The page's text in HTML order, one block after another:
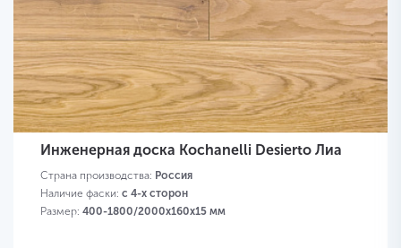
Инженерная доска Kochanelli Desierto Лиа
Страна производства: Россия
Наличие фаски: с 4-х сторон
Размер: 400-1800/2000х160х15 мм